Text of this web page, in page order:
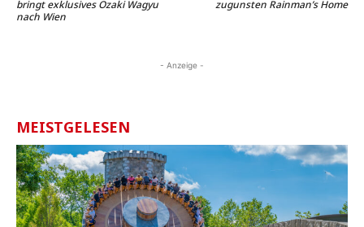
bringt exklusives Ozaki Wagyu
nach Wien
zugunsten Rainman’s Home
- Anzeige -
MEISTGELESEN